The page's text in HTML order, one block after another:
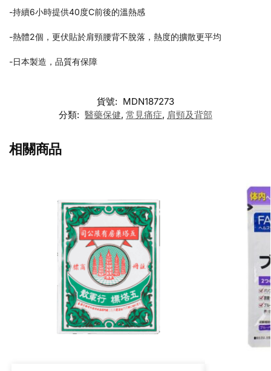
-持續6小時提供40度C前後的溫熱感
-熱體2個，更伏貼於肩頸腰背不脫落，熱度的擴散更平均
-日本製造，品質有保障
貨號: MDN187273
分類: 醫藥保健, 常見痛症, 肩頸及背部
相關商品